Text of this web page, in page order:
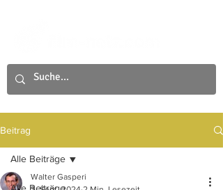
Beitrag
Alle Beiträge
Walter Gasperi